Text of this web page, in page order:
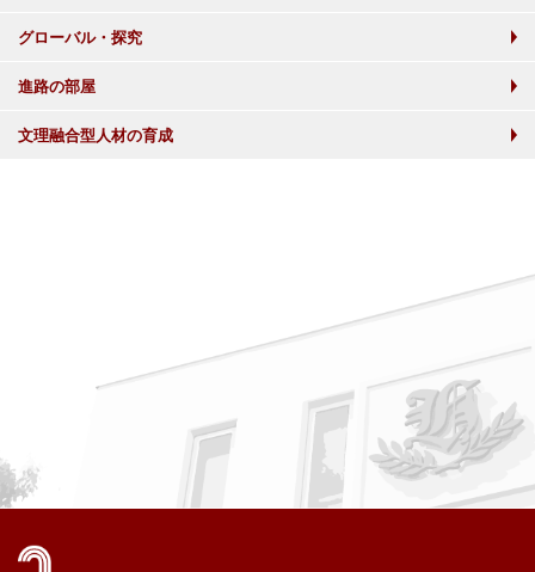
グローバル・探究
進路の部屋
文理融合型人材の育成